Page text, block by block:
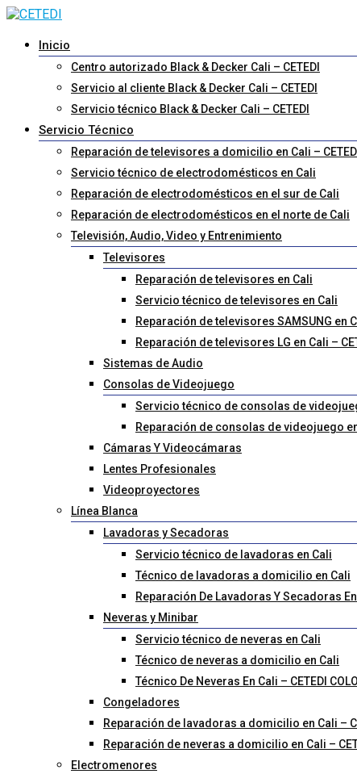
Inicio
Centro autorizado Black & Decker Cali – CETEDI
Servicio al cliente Black & Decker Cali – CETEDI
Servicio técnico Black & Decker Cali – CETEDI
Servicio Técnico
Reparación de televisores a domicilio en Cali –
Servicio técnico de electrodomésticos en Cali
Reparación de electrodomésticos en el sur de Cali
Reparación de electrodomésticos en el norte de Cali
Televisión, Audio, Video y Entrenimiento
Televisores
Reparación de televisores en Cali
Servicio técnico de televisores en Cali
Reparación de televisores SAMSUNG en
Reparación de televisores LG en Cali –
Sistemas de Audio
Consolas de Videojuego
Servicio técnico de consolas de
Reparación de consolas de videojuego en
Cámaras Y Videocámaras
Lentes Profesionales
Videoproyectores
Línea Blanca
Lavadoras y Secadoras
Servicio técnico de lavadoras en Cali
Técnico de lavadoras a domicilio en Cali
Reparación De Lavadoras Y Secadoras En
Neveras y Minibar
Servicio técnico de neveras en Cali
Técnico de neveras a domicilio en Cali
Técnico De Neveras En Cali – CETEDI
Congeladores
Reparación de lavadoras a domicilio en Cali –
Reparación de neveras a domicilio en Cali –
Electromenores